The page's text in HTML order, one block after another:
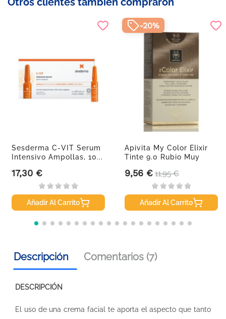
Sesderma C-VIT Serum
Intensivo Ampollas, 10...
Precio
17,30 €
Añadir Al Carrito
Apivita My Color Elixir
Tinte 9.0 Rubio Muy
Precio
9,56 € Precio base
11,95 €
Añadir Al Carrito
-20%
Descripción Comentarios (7)
DESCRIPCIÓN
El uso de una crema facial te aporta el aspecto que tanto